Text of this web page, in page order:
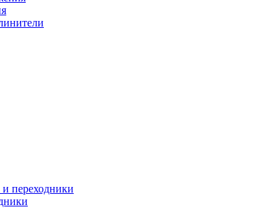
переходники